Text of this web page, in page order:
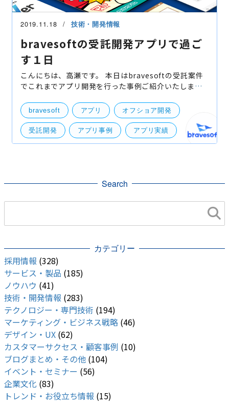
2019.11.18 技術・開発情報
bravesoftの受託開発アプリで過ご
す１日
こんにちは、高瀬です。 本日はbravesoftの受託案件
でこれまでアプリ開発を行った事例ご紹介いたしま
事業「eventos」「Appvisor Push」「Live!アンケー
ト」、 Bt
bravesoft アプリ オフショア開発
受託開発 アプリ事例 アプリ実績
Search
カテゴリー
採用情報 (328)
サービス・製品 (185)
ノウハウ (41)
技術・開発情報 (283)
テクノロジー・専門技術 (194)
マーケティング・ビジネス戦略 (46)
デザイン・UX (62)
カスタマーサクセス・顧客事例 (10)
ブログまとめ・その他 (104)
イベント・セミナー (56)
企業文化 (83)
トレンド・お役立ち情報 (15)